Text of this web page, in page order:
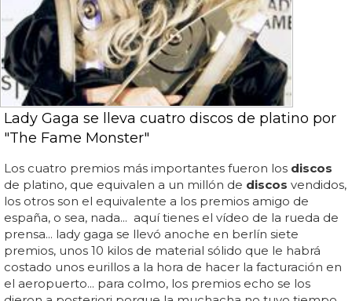
Lady Gaga se lleva cuatro discos de platino por
"The Fame Monster"
Los cuatro premios más importantes fueron los discos
de platino, que equivalen a un millón de discos vendidos,
los otros son el equivalente a los premios amigo de
españa, o sea, nada... aquí tienes el vídeo de la rueda de
prensa... lady gaga se llevó anoche en berlín siete
premios, unos 10 kilos de material sólido que le habrá
costado unos eurillos a la hora de hacer la facturación en
el aeropuerto... para colmo, los premios echo se los